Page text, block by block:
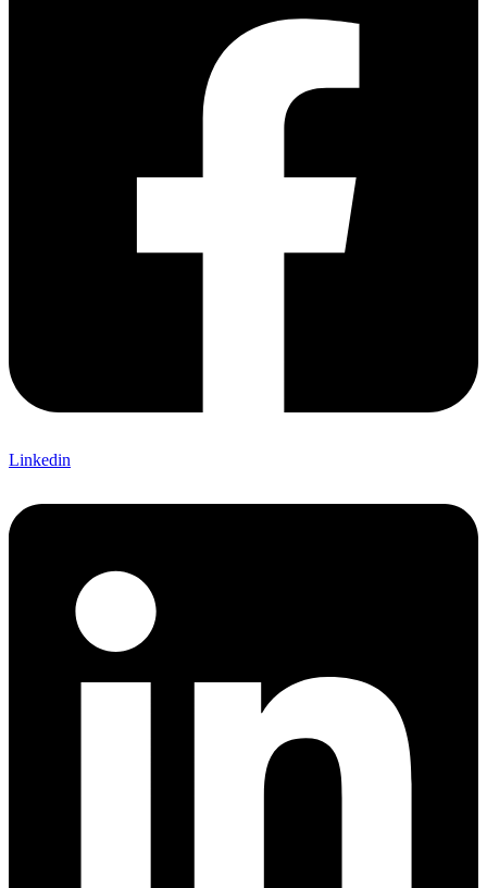
Linkedin